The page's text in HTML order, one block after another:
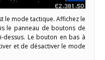
le mode tactique. Affichez le
le panneau de boutons de
Le bouton en bas à
et de désactiver le mode